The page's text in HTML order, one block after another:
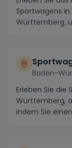
Sportwagens
Württemberg,
Baden-
Erleben Sie
Württemberg,
indem Sie